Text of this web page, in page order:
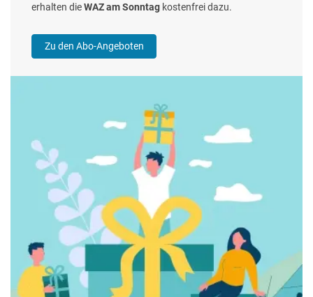
erhalten dieWAZ am Sonntag kostenfrei dazu.
Zu den Abo-Angeboten